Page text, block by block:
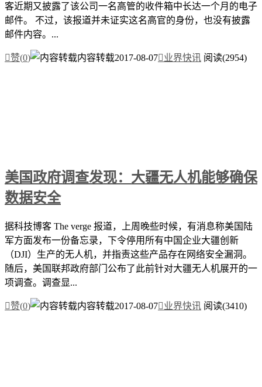
客近期又披露了该公司一名高管的收件箱中长达一个月的电子
邮件。 不过，该报道并未证实这名高官的身份，也没有披露
邮件内容。...
赞(0) 内容转载2017-08-07业界快讯 阅读(2954)
美国政府调查发现：大疆无人机能够确保
数据安全
据科技博客 The verge 报道，上周晚些时候，有消息称美国陆
军方面发布一份备忘录，下令停用所有中国企业大疆创新
（DJI）生产的无人机，并指责这些产品存在网络安全漏洞。
随后，美国联邦政府部门公布了此前针对大疆无人机展开的一
项调查。调查显...
赞(0) 内容转载2017-08-07业界快讯 阅读(3410)